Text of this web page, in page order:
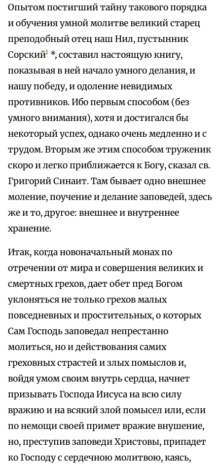
Опытом постигший тайну такового порядка
и обучения умной молитве великий старец
преподобный отец наш Нил, пустынник
Сорский1 *, составил настоящую книгу,
показывая в ней начало умного делания, и
нашу победу, и одоление невидимых
противников. Ибо первым способом (без
умного внимания), хотя и достигался бы
некоторый успех, однако очень медленно и с
трудом. Вторым же этим способом труженик
скоро и легко приближается к Богу, сказал св.
Григорий Синаит. Там бывает одно внешнее
моление, поучение и делание заповедей, здесь
же и то, другое: внешнее и внутреннее
хранение.
Итак, когда новоначальный монах по
отречении от мира и совершения великих и
смертных грехов, дает обет пред Богом
уклоняться не только грехов малых
повседневных и простительных, о которых
Сам Господь заповедал непрестанно
молиться, но и действования самих
греховных страстей и злых помыслов и,
войдя умом своим внутрь сердца, начнет
призывать Господа Иисуса на всю силу
вражию и на всякий злой помысел или, если
по немощи своей примет вражие внушение,
но, преступив заповеди Христовы, припадет
ко Господу с сердечною молитвою, каясь,